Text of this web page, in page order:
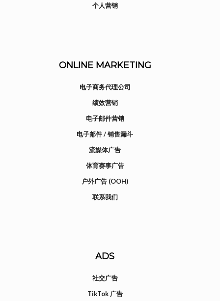
个人营销
ONLINE MARKETING
电子商务代理公司
绩效营销
电子邮件营销
电子邮件 / 销售漏斗
流媒体广告
体育赛事广告
户外广告 (OOH)
联系我们
ADS
社交广告
TikTok 广告